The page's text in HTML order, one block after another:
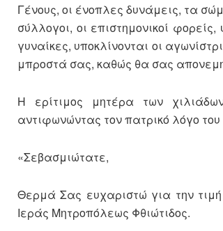
Γένους, οι ένοπλες δυνάμεις, τα
σύλλογοι, οι επιστημονικοί
γυναίκες, υποκλίνονται οι
μπροστά σας, καθώς θα σας
Η ερίτιμος μητέρα των
αντιφωνώντας τον πατρικό λόγο
«Σεβασμιώτατε,
Θερμά Σας ευχαριστώ για την
Ιεράς Μητροπόλεως Φθιώτιδος.